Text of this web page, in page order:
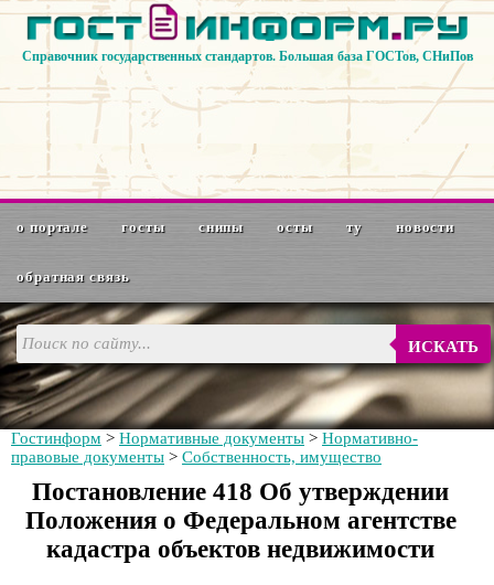
Справочник государственных стандартов. Большая база ГОСТов, СНиПов
о портале госты снипы осты ту новости
обратная связь
ИСКАТЬ
Гостинформ > Нормативные документы > Нормативно-
правовые документы > Собственность, имущество
Постановление 418 Об утверждении
Положения о Федеральном агентстве
кадастра объектов недвижимости